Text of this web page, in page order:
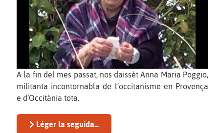
A la fin del mes passat, nos daissèt Anna Maria Poggio,
militanta incontornabla de l’occitanisme en Provença
e d’Occitània tota.
Léger la seguida...